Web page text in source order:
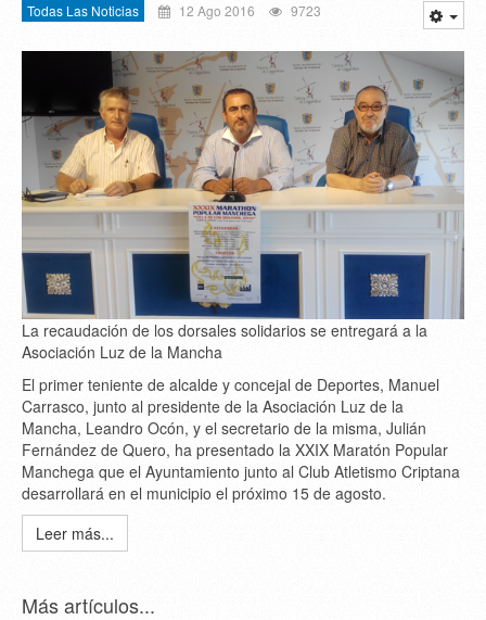
Todas Las Noticias 12 Ago 2016 9723
La recaudación de los dorsales solidarios se entregará a la
Asociación Luz de la Mancha
El primer teniente de alcalde y concejal de Deportes, Manuel
Carrasco, junto al presidente de la Asociación Luz de la
Mancha, Leandro Ocón, y el secretario de la misma, Julián
Fernández de Quero, ha presentado la XXIX Maratón Popular
Manchega que el Ayuntamiento junto al Club Atletismo Criptana
desarrollará en el municipio el próximo 15 de agosto.
Leer más...
Más artículos...